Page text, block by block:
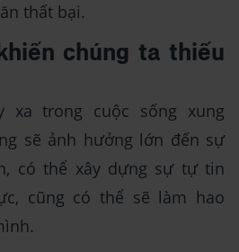
thất bại.
chúng ta thiếu
xa trong cuộc sống xung
sẽ ảnh hưởng lớn đến sự
có thể xây dựng sự tự tin
cũng có thể sẽ làm hao